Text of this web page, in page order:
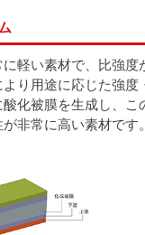
軽い素材で、比強度
り用途に応じた強度
化被膜を生成し、こ
非常に高い素材です。